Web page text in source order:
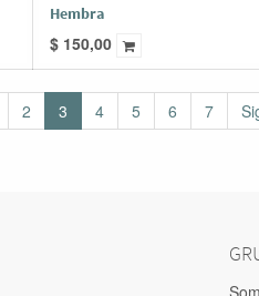
Hembra
$ 150,00
2 3 4 5 6 7